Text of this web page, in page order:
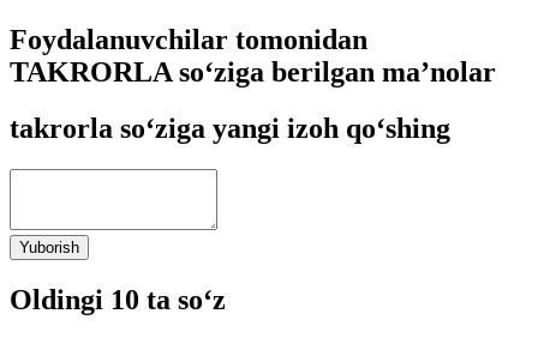
Foydalanuvchilar tomonidan
TAKRORLA so‘ziga berilgan ma’nolar
takrorla so‘ziga yangi izoh qo‘shing
Yuborish
Oldingi 10 ta so‘z